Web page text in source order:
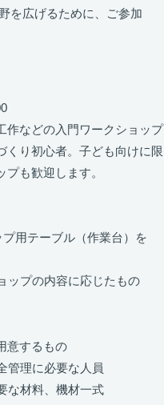
を広げるために、ご参加
作などの入門ワークショップ
くり初心者。子ども向けに限
も歓迎します。
プ用テーブル（作業台）を
ップの内容に応じたもの
意するもの
管理に必要な人員
な材料、機材一式